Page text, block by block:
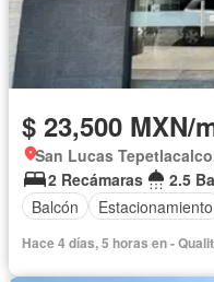
$ 23,500 MXN/
San Lucas
2 Recámaras
2.5
Balcón
Estacionamiento
Hace 4 días, 5 horas en -